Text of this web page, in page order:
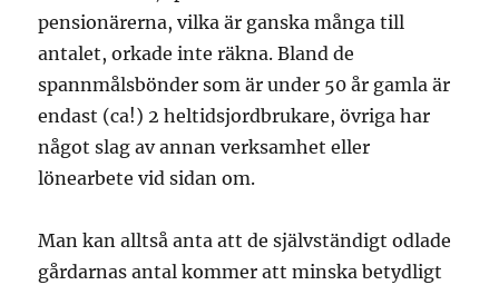
pensionärerna, vilka är ganska många till
antalet, orkade inte räkna. Bland de
spannmålsbönder som är under 50 år gamla är
endast (ca!) 2 heltidsjordbrukare, övriga har
något slag av annan verksamhet eller
lönearbete vid sidan om.
Man kan alltså anta att de självständigt odlade
gårdarnas antal kommer att minska betydligt